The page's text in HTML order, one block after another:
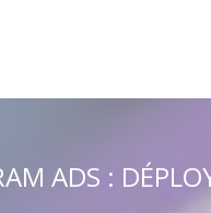
ADS :